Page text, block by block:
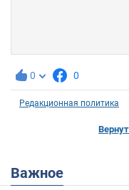
0 0
Редакционная политика
Важное